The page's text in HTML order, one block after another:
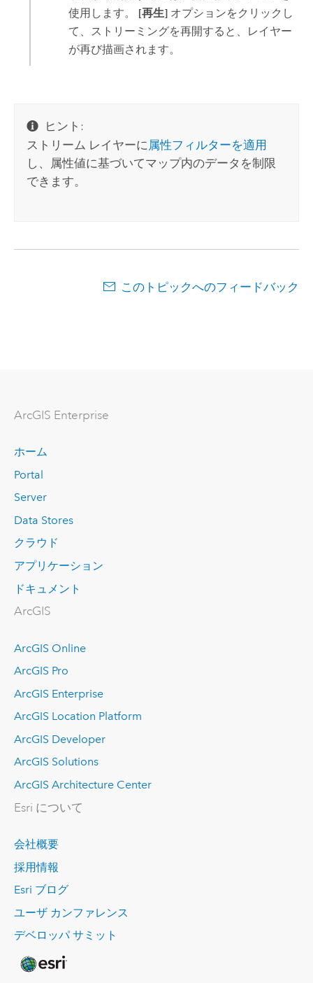
使用します。 [再生] オプションをクリックし
て、ストリーミングを再開すると、レイヤー
が再び描画されます。
ヒント:
ストリーム レイヤーに 属性フィルターを適用
し、属性値に基づいてマップ内のデータを制限
できます。
このトピックへのフィードバック
ArcGIS Enterprise
ホーム
Portal
Server
Data Stores
クラウド
アプリケーション
ドキュメント
ArcGIS
ArcGIS Online
ArcGIS Pro
ArcGIS Enterprise
ArcGIS Location Platform
ArcGIS Developer
ArcGIS Solutions
ArcGIS Architecture Center
Esri について
会社概要
採用情報
Esri ブログ
ユーザ カンファレンス
デベロッパ サミット